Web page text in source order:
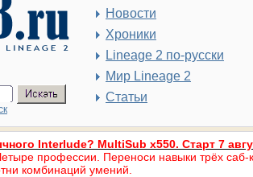
Новости
Хроники
Lineage 2 по-русски
Мир Lineage 2
Статьи
Interlude? MultiSub x550. Старт 7
профессии. Переноси навыки трёх саб-
комбинаций умений.